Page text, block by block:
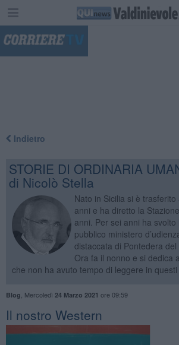
Indietro
STORIE DI ORDINARIA
di Nicolò Stella
Nato in Sicilia si è
anni e ha diretto la
anni. Per sei anni ha svolto
pubblico ministero
distaccata di Pontedera del
Ora fa il nonno e si dedica
che non ha avuto tempo di leggere in questi
Blog Mercoledì 24 Marzo 2021 ore 09:59
Il nostro Western